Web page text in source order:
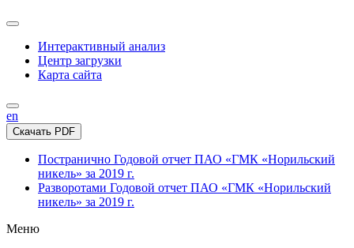
Интерактивный анализ
Центр загрузки
Карта сайта
en
Скачать PDF
Постранично Годовой отчет ПАО «ГМК «Норильский
никель» за 2019 г.
Разворотами Годовой отчет ПАО «ГМК «Норильский
никель» за 2019 г.
Меню